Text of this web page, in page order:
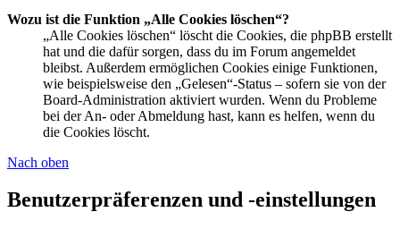
Wozu ist die Funktion „Alle Cookies löschen“?
„Alle Cookies löschen“ löscht die Cookies, die phpBB erstellt
hat und die dafür sorgen, dass du im Forum angemeldet
bleibst. Außerdem ermöglichen Cookies einige Funktionen,
wie beispielsweise den „Gelesen“-Status – sofern sie von der
Board-Administration aktiviert wurden. Wenn du Probleme
bei der An- oder Abmeldung hast, kann es helfen, wenn du
die Cookies löscht.
Nach oben
Benutzerpräferenzen und -einstellungen